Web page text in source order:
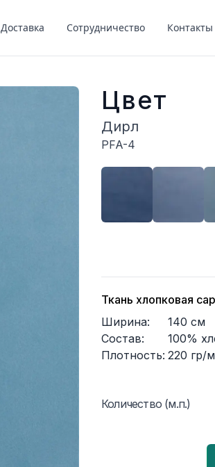
Доставка Сотрудничество Контакты
Цвет
Дирл
PFA-4
Ткань хлопковая
Ширина:
140 см
Состав:
100%
Плотность: 220 гр/
Количество (м.п.)